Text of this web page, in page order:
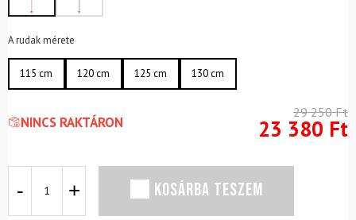
A rudak mérete
115 cm 120 cm 125 cm 130 cm
NINCS RAKTÁRON
29 250Ft
23 380 Ft
DYNAFIT
KOSÁRBA TESZEM